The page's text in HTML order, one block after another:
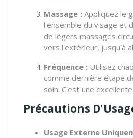
Massage : Appliquez le
l'ensemble du visage et
de légers massages
vers l'extérieur, jusqu'à
Fréquence : Utilisez
comme dernière étape
soin. C'est une
Précautions
Usage Externe